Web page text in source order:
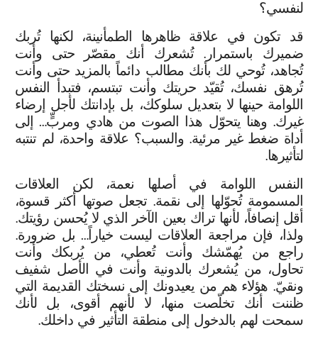
لنفسي؟
قد تكون في علاقة ظاهرها الطمأنينة، لكنها تُربك
ضميرك باستمرار. تُشعرك أنك مقصّر حتى وأنت
تُجاهد، تُوحي لك بأنك مطالب دائماً بالمزيد حتى وأنت
تُرهق نفسك، تُقيّد حريتك وأنت تبتسم، فتبدأ النفس
اللوامة حينها لا بتعديل سلوكك، بل بإدانتك لأجل إرضاء
غيرك. وهنا يتحوّل هذا الصوت من هادي ومربٍّ… إلى
أداة ضغط غير مرئية. والسبب؟ علاقة واحدة، لم تنتبه
لتأثيرها.
النفس اللوامة في أصلها نعمة، لكن العلاقات
المسمومة تُحوّلها إلى نقمة. تجعل صوتها أكثر قسوة،
أقل إنصافاً، لأنها تراك بعين الآخر الذي لا يُحسن رؤيتك.
ولذا، فإن مراجعة العلاقات ليست خياراً… بل ضرورة.
راجع من يُهمّشك وأنت تُعطي، من يُربكك وأنت
تحاول، من يُشعرك بالدونية وأنت في الأصل شفيف
ونقيّ. هؤلاء هم من يعيدونك إلى نسختك القديمة التي
ظننت أنك تخلّصت منها، لا لأنهم أقوى، بل لأنك
سمحت لهم بالدخول إلى منطقة التأثير في داخلك.